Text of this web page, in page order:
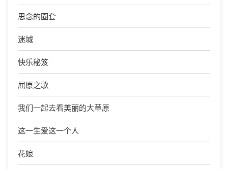
思念的圈套
迷城
快乐秘笈
屈原之歌
我们一起去看美丽的大草原
这一生爱这一个人
花娘